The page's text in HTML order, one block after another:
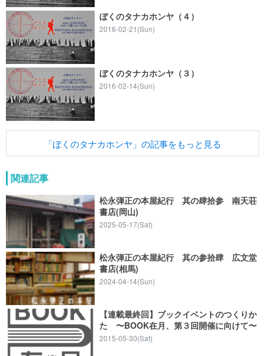
ぼくのタナカホンヤ（４）
2016-02-21(Sun)
ぼくのタナカホンヤ（３）
2016-02-14(Sun)
「ぼくのタナカホンヤ」の記事をもっと見る
関連記事
松永弾正の本屋紀行 其の肆拾参 南天荘
書店(岡山)
2025-05-17(Sat)
松永弾正の本屋紀行 其の参拾肆 広文堂
書店(相馬)
2024-04-14(Sun)
【連載最終回】ブックイベントのつくりか
た 〜BOOK在月、第３回開催に向けて〜
2015-05-30(Sat)